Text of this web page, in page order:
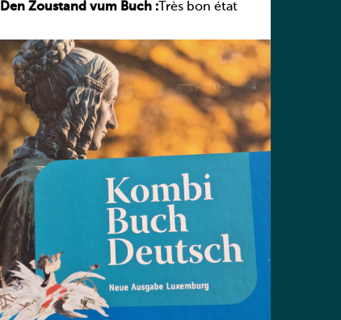
Ausgabe Luxemburg)
Den Zoustand vum Buch :Très bon état